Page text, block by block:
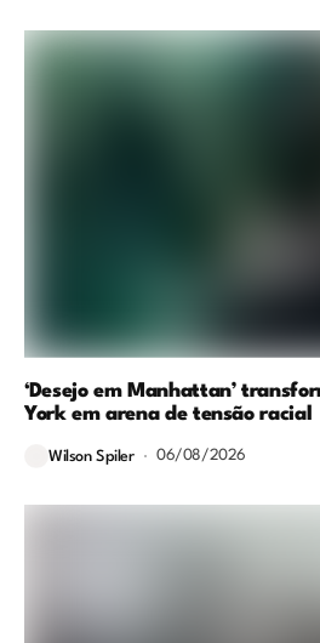
‘Desejo em Manhattan’
York em arena de tensão racial
Wilson Spiler 06/08/2026